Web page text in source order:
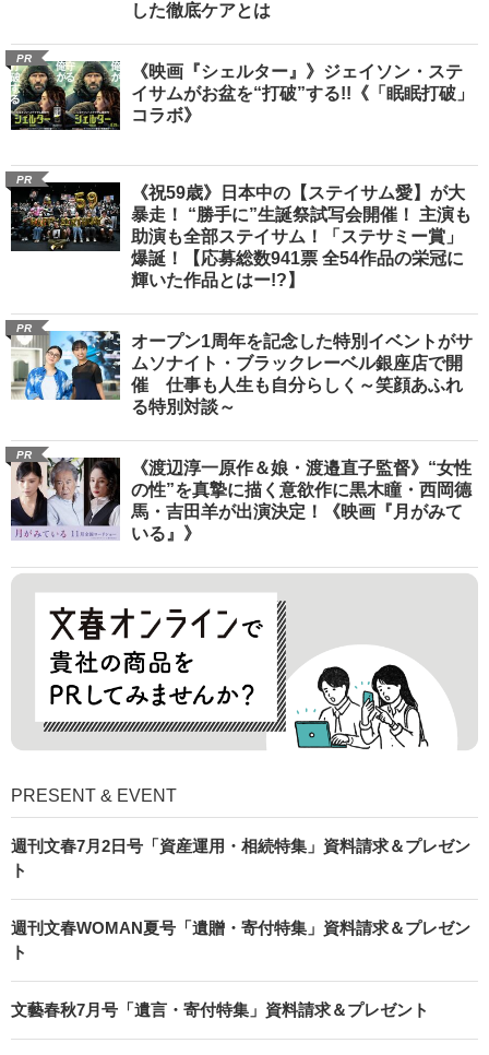
した徹底ケアとは
PR
《映画『シェルター』》ジェイソン・ステ
イサムがお盆を“打破”する!!《「眠眠打破」
コラボ》
PR
《祝59歳》日本中の【ステイサム愛】が大
暴走！ “勝手に”生誕祭試写会開催！ 主演も
助演も全部ステイサム！「ステサミー賞」
爆誕！【応募総数941票 全54作品の栄冠に
輝いた作品とはー!?】
PR
オープン1周年を記念した特別イベントがサ
ムソナイト・ブラックレーベル銀座店で開
催 仕事も人生も自分らしく～笑顔あふれ
る特別対談～
PR
《渡辺淳一原作＆娘・渡邉直子監督》“女性
の性”を真摯に描く意欲作に黒木瞳・西岡德
馬・吉田羊が出演決定！《映画『月がみて
いる』》
PRESENT & EVENT
週刊文春7月2日号「資産運用・相続特集」資料請求＆プレゼン
ト
週刊文春WOMAN夏号「遺贈・寄付特集」資料請求＆プレゼン
ト
文藝春秋7月号「遺言・寄付特集」資料請求＆プレゼント